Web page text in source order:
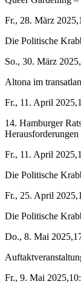
Fr., 28. März
Die Politische
So., 30. März
Altona im
Fr., 11. April
14. Hamburger
Fr., 11. April
Die Politische
Fr., 25. April
Die Politische
Do., 8. Mai
Fr., 9. Mai